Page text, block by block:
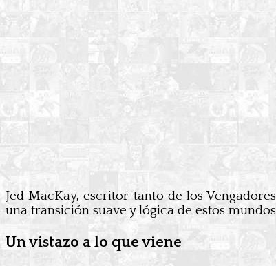
Jed MacKay, escritor tanto de los
una transición suave y lógica de estos
Un vistazo a lo que viene